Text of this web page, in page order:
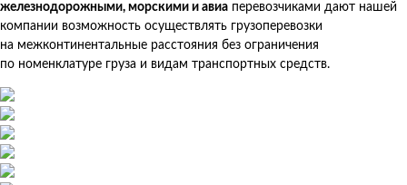
железнодорожными, морскими и авиа перевозчиками дают нашей
компании возможность осуществлять грузоперевозки
на межконтинентальные расстояния без ограничения
по номенклатуре груза и видам транспортных средств.